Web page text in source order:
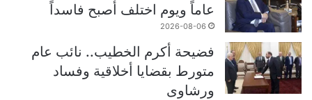
عاماً ويوم اختلف أصبح فاسداً
2026-08-06
فضيحة أكرم الخطيب.. نائب عام
متورط بقضايا أخلاقية وفساد
ورشاوى